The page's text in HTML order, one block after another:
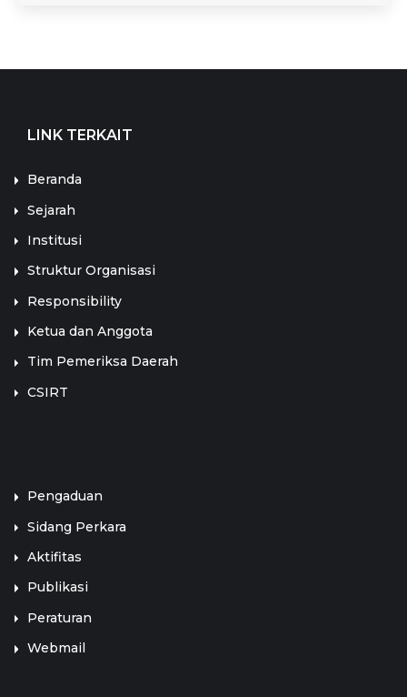
LINK TERKAIT
Beranda
Sejarah
Institusi
Struktur Organisasi
Responsibility
Ketua dan Anggota
Tim Pemeriksa Daerah
CSIRT
Pengaduan
Sidang Perkara
Aktifitas
Publikasi
Peraturan
Webmail